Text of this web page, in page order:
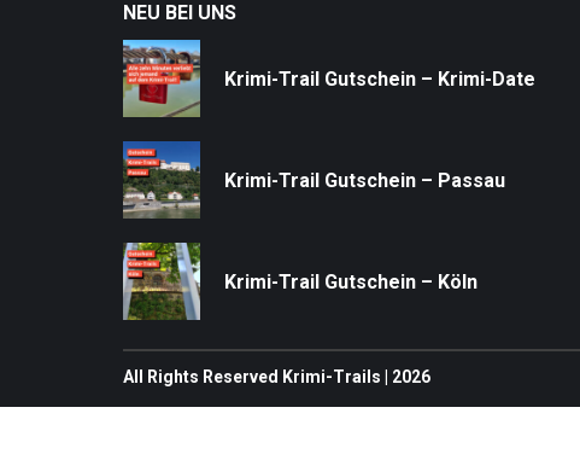
NEU BEI UNS
Krimi-Trail Gutschein – Krimi-Date
Krimi-Trail Gutschein – Passau
Krimi-Trail Gutschein – Köln
All Rights Reserved Krimi-Trails | 2026